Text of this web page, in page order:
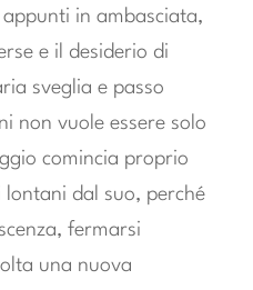
in ambasciata,
e il desiderio di
sveglia e passo
non vuole essere solo
comincia proprio
lontani dal suo, perché
fermarsi
una nuova